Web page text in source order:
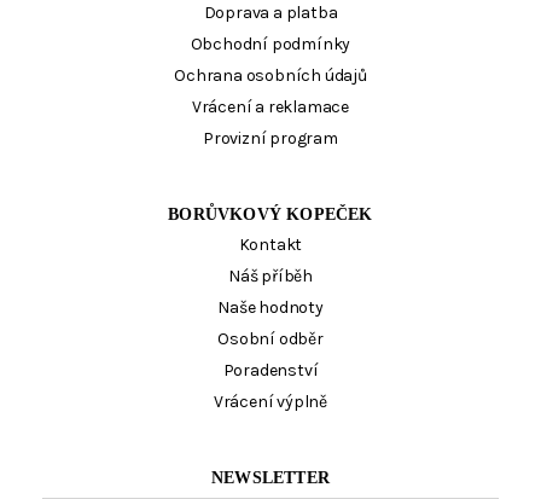
Doprava a platba
Obchodní podmínky
Ochrana osobních údajů
Vrácení a reklamace
Provizní program
BORŮVKOVÝ KOPEČEK
Kontakt
Náš příběh
Naše hodnoty
Osobní odběr
Poradenství
Vrácení výplně
NEWSLETTER